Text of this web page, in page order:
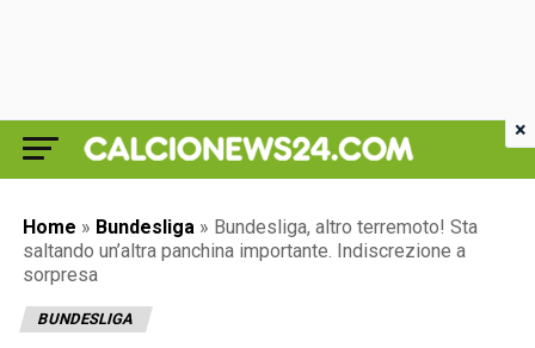
Home » Bundesliga » Bundesliga, altro terremoto! Sta
saltando un’altra panchina importante. Indiscrezione a
sorpresa
BUNDESLIGA
×